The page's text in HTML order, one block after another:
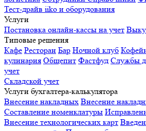
Тест-драйв iiko и оборудования
Услуги
Постановка онлайн-кассы на учет
Типовые решения
Кафе Ресторан Бар Ночной клуб
кулинария Общепит Фастфуд Службы
учет
Складской учет
Услуги бухгалтера-калькулятора
Внесение накладных Внесение
Составление номенклатуры
Внесение технологических карт